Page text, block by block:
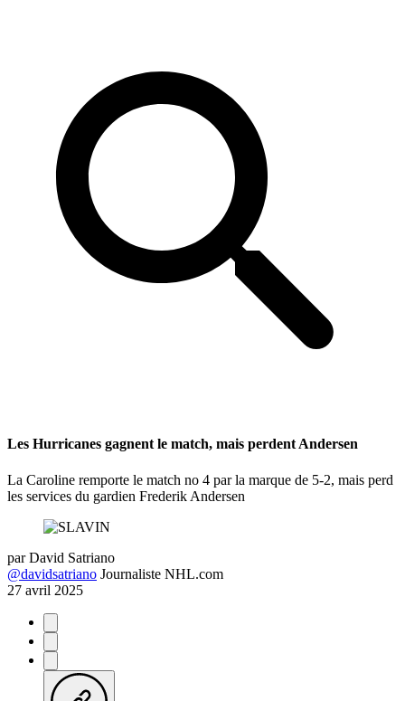
Les Hurricanes gagnent le match, mais perdent Andersen
La Caroline remporte le match no 4 par la marque de 5-2, mais perd
les services du gardien Frederik Andersen
par David Satriano
@davidsatriano Journaliste NHL.com
27 avril 2025